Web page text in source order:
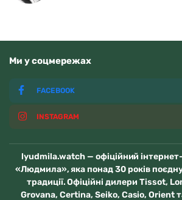
Ми у соцмережах
FACEBOOK
INSTAGRAM
lyudmila.watch — офіційний
«Людмила», яка понад 30 років
традиції. Офіційні дилери Tissot,
Grovana, Certina, Seiko, Casio, Orient